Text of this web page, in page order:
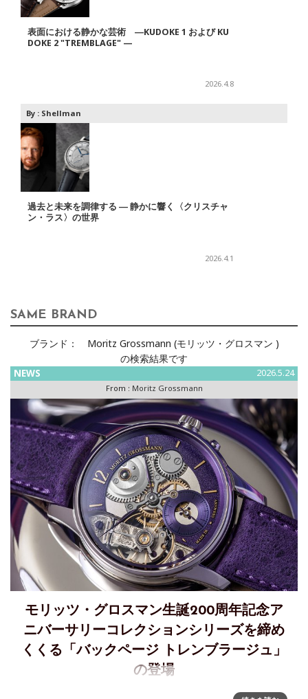
表面における静かな芸術 ―KUDOKE 1 および KU
DOKE 2 "TREMBLAGE" —
2026.4.8
By : Shellman
過去と未来を調律する ― 静かに響く〈クリスチャ
ン・ラス〉の世界
2026.4.1
SAME BRAND
ブランド：
Moritz Grossmann (モリッツ・グロスマン )
の検索結果です
NEWS 2026.5.24
From : Moritz Grossmann
モリッツ・グロスマン生誕200周年記念ア
ニバーサリーコレクションシリーズを締め
くくる「バックページ トレンブラージュ」
の登場
モリッツ・グロスマン生誕200周年を記念する最後のアニバー